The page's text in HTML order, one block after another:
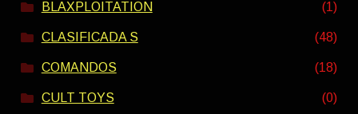
BLAXPLOITATION (1)
CLASIFICADA S (48)
COMANDOS (18)
CULT TOYS (0)